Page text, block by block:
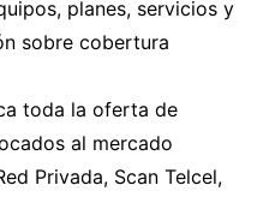
planes, servicios y
sobre cobertura
toda la oferta de
al mercado
Privada, Scan Telcel,